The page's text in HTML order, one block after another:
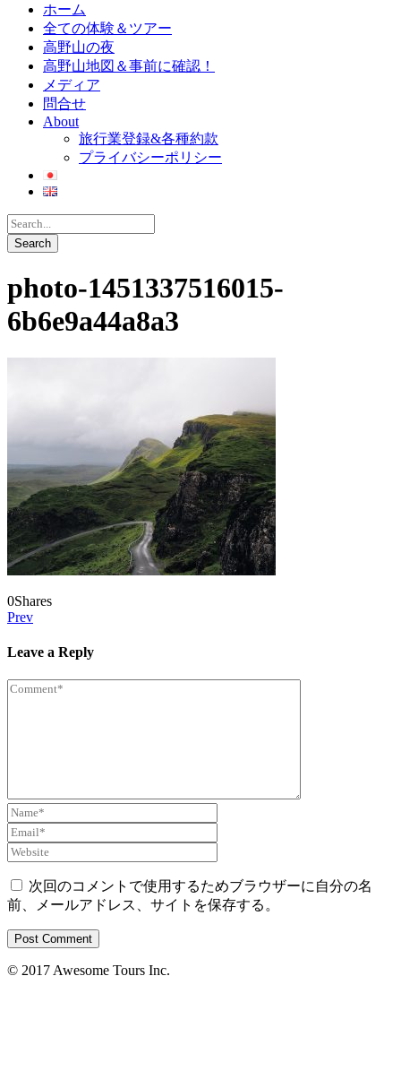
ホーム
全ての体験＆ツアー
高野山の夜
高野山地図＆事前に確認！
メディア
問合せ
About
旅行業登録&各種約款
プライバシーポリシー
photo-1451337516015-
6b6e9a44a8a3
0Shares
Prev
Leave a Reply
次回のコメントで使用するためブラウザーに自分の名
前、メールアドレス、サイトを保存する。
© 2017 Awesome Tours Inc.